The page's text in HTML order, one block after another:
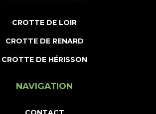
CROTTE DE LOIR
CROTTE DE RENARD
CROTTE DE HÉRISSON
NAVIGATION